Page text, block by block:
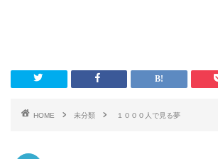
HOME 未分類 １０００人で見る夢